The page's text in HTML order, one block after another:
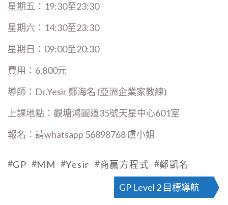
星期五：19:30至23:30
星期六：14:30至23:30
星期日：09:00至20:30
費用：6,800元
導師：Dr.Yesir 鄭海名 (亞洲企業家教練)
上課地點：觀塘鴻圖道35號天星中心601室
報名：請whatsapp 56898768 盧小姐
#GP #MM #Yesir #商贏方程式 #鄭凱名
GP Level 2 目標導航